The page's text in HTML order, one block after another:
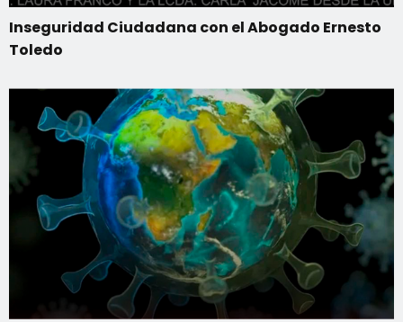
Inseguridad Ciudadana con el Abogado Ernesto
Toledo